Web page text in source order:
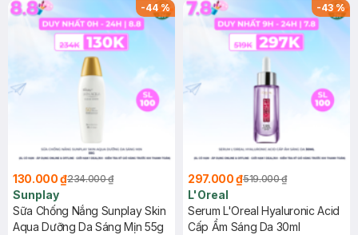
-44%
130.000 ₫234.000 ₫
Sunplay
Sữa Chống Nắng Sunplay Skin
Aqua Dưỡng Da Sáng Mịn 55g
-43%
297.000 ₫519.000 ₫
L'Oreal
Serum L'Oreal Hyaluronic Acid
Cấp Ẩm Sáng Da 30ml